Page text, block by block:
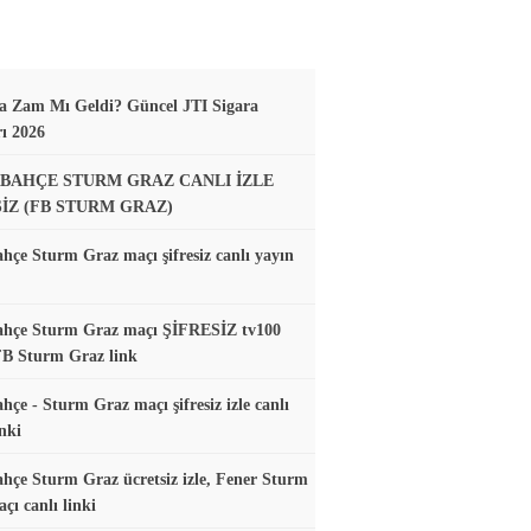
Zam Mı Geldi? Güncel JTI Sigara
2026
STURM GRAZ CANLI İZLE
(FB STURM GRAZ)
Sturm Graz maçı şifresiz canlı yayın
Sturm Graz maçı ŞİFRESİZ tv100
Sturm Graz link
- Sturm Graz maçı şifresiz izle canlı
Sturm Graz ücretsiz izle, Fener Sturm
canlı linki